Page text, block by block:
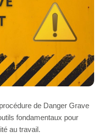
de Danger Grave
fondamentaux pour
au travail.